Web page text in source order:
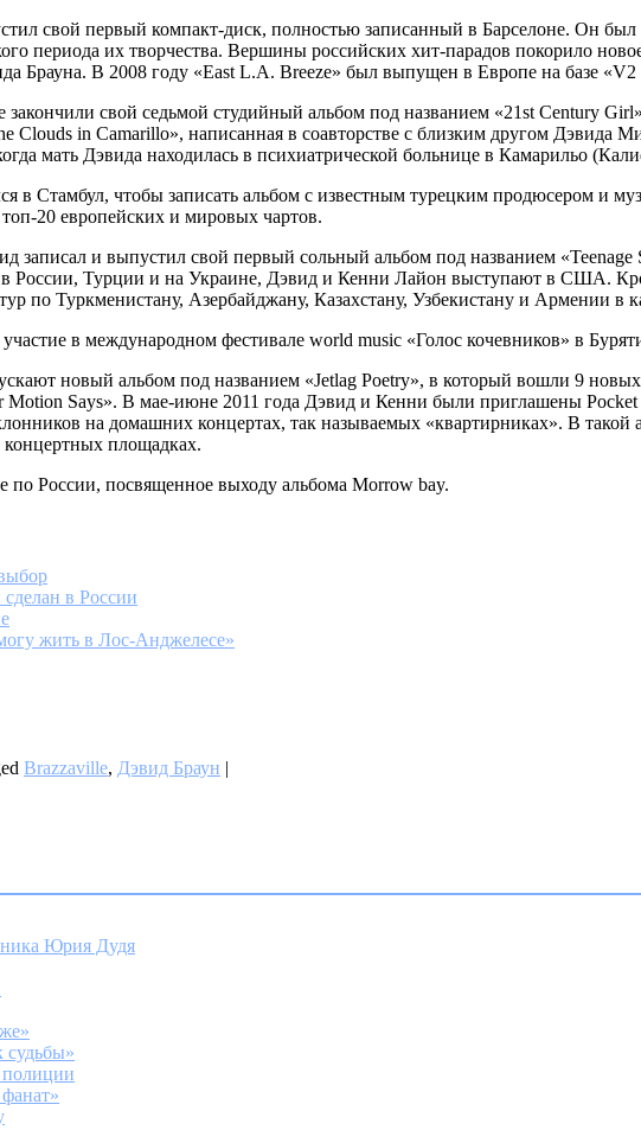
свой первый компакт-диск, полностью записанный в Барселоне. Он
периода их творчества. Вершины российских хит-парадов покорило
Брауна. В 2008 году «East L.A. Breeze» был выпущен в Европе на базе «V2
закончили свой седьмой студийный альбом под названием «21st Century
Clouds in Camarillo», написанная в соавторстве с близким другом Дэвида
мать Дэвида находилась в психиатрической больнице в Камарильо
в Стамбул, чтобы записать альбом с известным турецким продюсером и
20 европейских и мировых чартов.
записал и выпустил свой первый сольный альбом под названием
России, Турции и на Украине, Дэвид и Кенни Лайон выступают в США.
по Туркменистану, Азербайджану, Казахстану, Узбекистану и Армении в
в международном фестивале world music «Голос кочевников» в
новый альбом под названием «Jetlag Poetry», в который вошли 9
Motion Says». В мае-июне 2011 года Дэвид и Кенни были приглашены
на домашних концертах, так называемых «квартирниках». В такой
концертных площадках.
по России, посвященное выходу альбома Morrow bay.
в России
жить в Лос-Анджелесе»
Brazzaville, Дэвид Браун |
Юрия Дудя
судьбы»